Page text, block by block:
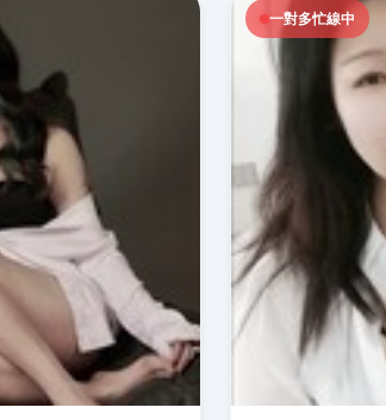
一對多忙線中